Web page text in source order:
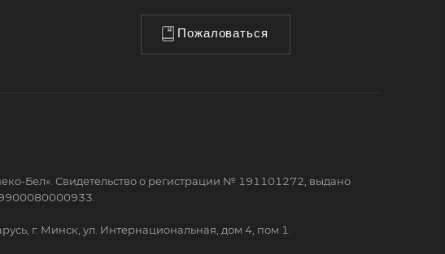
Пожаловаться
Бел». Свидетельство о регистрации № 191101272, выдано
г. Минск, ул. Интернациональная, дом 4, пом 1.